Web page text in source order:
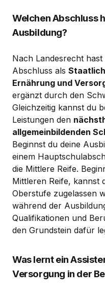
Welchen Abschluss
Ausbildung?
Nach Landesrecht
Abschluss als
Ernährung und
ergänzt durch den
Gleichzeitig kannst du
Leistungen den
allgemeinbildenden
Beginnst du deine
einem
die Mittlere Reife.
Mittleren Reife, kannst
Oberstufe zugelassen
während der
Qualifikationen und
den Grundstein dafür
Was lernt ein
Versorgung in der